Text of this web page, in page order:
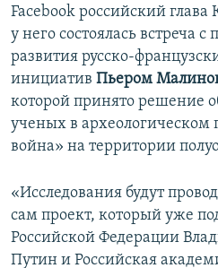
Facebook российский глава
у него состоялась встреча
развития русско-
инициатив Пьером
которой принято решение
ученых в археологическом
война» на территории
«Исследования будут
сам проект, который уже
Российской Федерации
Путин и Российская